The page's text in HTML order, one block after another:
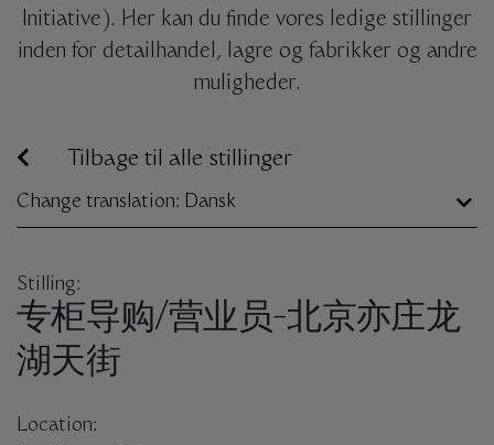
Initiative). Her kan du finde vores ledige stillinger
inden for detailhandel, lagre og fabrikker og andre
muligheder.
Tilbage til alle stillinger
Change translation: Dansk
Stilling:
专柜导购/营业员-北京亦庄龙
湖天街
Location: